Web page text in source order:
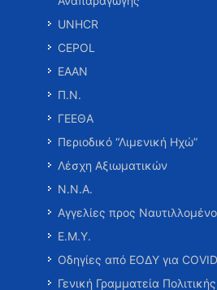
UNHCR
CEPOL
ΕΑΑΝ
Π.Ν.
ΓΕΕΘΑ
Περιοδικό “Λιμενική Ηχώ”
Λέσχη Αξιωματικών
Ν.Ν.Α.
Αγγελίες προς
Ε.Μ.Υ.
Οδηγίες από ΕΟΔΥ για
Γενική Γραμματεία